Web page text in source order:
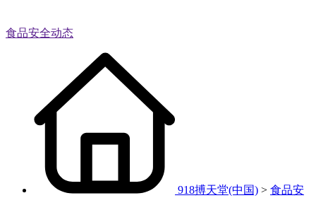
食品安全动态
918搏天堂(中国) > 食品安